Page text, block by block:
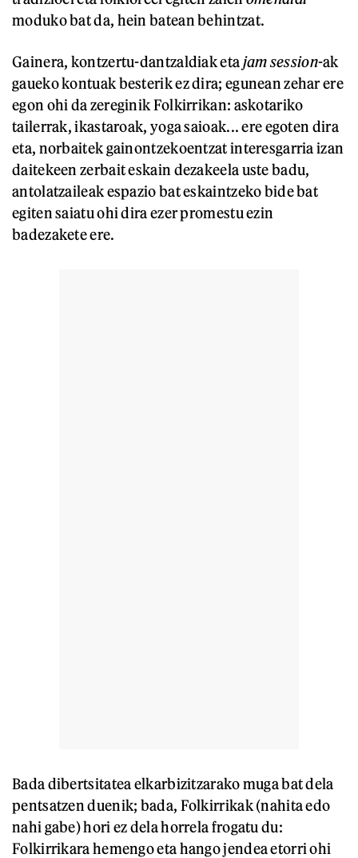
moduko bat da, hein batean behintzat.
Gainera, kontzertu-dantzaldiak etajam session-ak
gaueko kontuak besterik ez dira; egunean zehar ere
egon ohi da zereginik Folkirrikan: askotariko
tailerrak, ikastaroak, yoga saioak... ere egoten dira
eta, norbaitek gainontzekoentzat interesgarria izan
daitekeen zerbait eskain dezakeela uste badu,
antolatzaileak espazio bat eskaintzeko bide bat
egiten saiatu ohi dira ezer promestu ezin
badezakete ere.
Bada dibertsitatea elkarbizitzarako muga bat dela
pentsatzen duenik; bada, Folkirrikak (nahita edo
nahi gabe) hori ez dela horrela frogatu du:
Folkirrikara hemengo eta hango jendea etorri ohi